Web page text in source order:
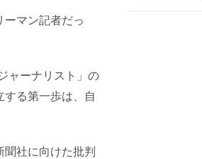
マン記者だっ
ャーナリスト」の
る第一歩は、自
聞社に向けた批判